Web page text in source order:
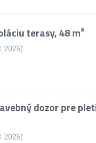
terasy, 48 m²
2026)
dozor pre
2026)